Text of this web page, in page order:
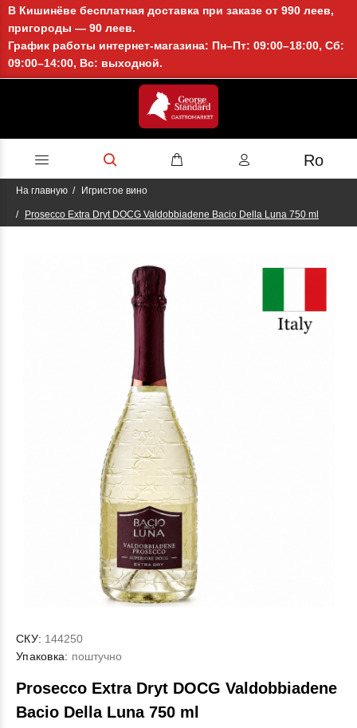
В Кишинёве бесплатная доставка при заказе от 990 леев,
пригороды — 90 леев.
График работы интернет-магазина: Пн–Пт: 09:00–18:00, Сб:
09:00–14:00, Вс: выходной.
Ro
На главную Игристое вино
Proseсco Extra Dryt DOCG Valdobbiadene Bacio Della Luna 750 ml
СКУ: 144250
Упаковка: поштучно
Proseсco Extra Dryt DOCG Valdobbiadene
Bacio Della Luna 750 ml